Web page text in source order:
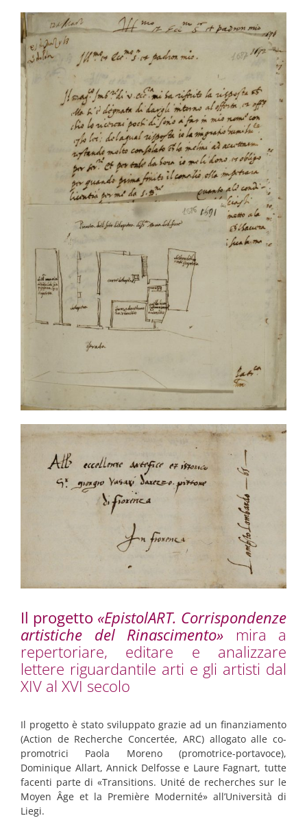
Il progetto «EpistolART. Corrispondenze
artistiche del Rinascimento»
mira a
repertoriare, editare e analizzare
lettere riguardantile arti e gli artisti dal
XIV al XVI secolo
Il progetto è stato sviluppato grazie ad un finanziamento
(Action de Recherche Concertée, ARC) allogato alle co-
promotrici Paola Moreno(promotrice-portavoce),
Dominique Allart,Annick Delfossee Laure Fagnart, tutte
facenti parte di «Transitions. Unité de recherches sur le
Moyen Âge et la Première Modernité» all’Università di
Liegi.